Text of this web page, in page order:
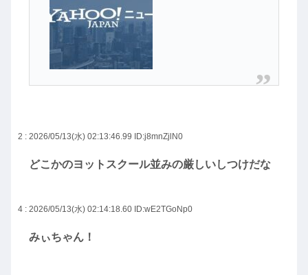
2 : 2026/05/13(水) 02:13:46.99 ID:j8mnZjlN0
どこかのヨットスクール並みの厳しいしつけだな
4 : 2026/05/13(水) 02:14:18.60 ID:wE2TGoNp0
みぃちゃん！